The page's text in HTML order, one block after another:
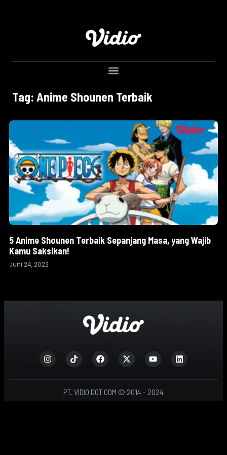
Tag: Anime Shounen Terbaik
5 Anime Shounen Terbaik Sepanjang Masa, yang Wajib
Kamu Saksikan!
Juni 24, 2022
PT. VIDIO DOT COM © 2014 - 2024